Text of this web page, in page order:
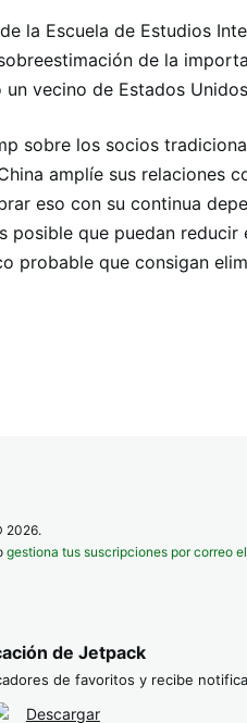
la Escuela de Estudios
de la
un vecino de Estados
sobre los socios
amplíe sus relaciones
eso con su continua
posible que puedan
probable que consigan
2026.
gestiona tus suscripciones por correo
de Jetpack
de favoritos y recibe